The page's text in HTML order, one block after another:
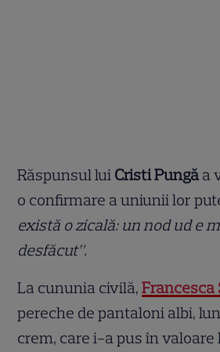
Răspunsul lui Cristi Pungă a
o confirmare a uniunii lor
există o zicală: un nod ud e
desfăcut”.
La cununia civilă,Francesca
pereche de pantaloni albi,
crem, care i-a pus în valoare